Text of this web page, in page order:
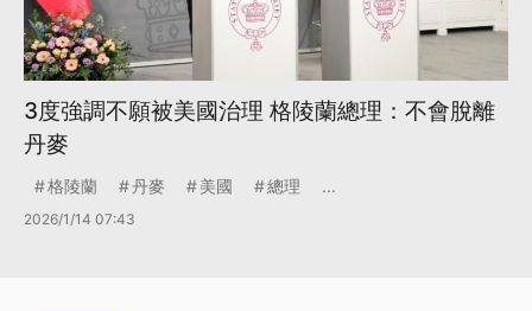
3度強調不願被美國治理 格陵蘭總理：不會脫離
丹麥
格陵蘭 丹麥 美國 總理 ...
2026/1/14 07:43